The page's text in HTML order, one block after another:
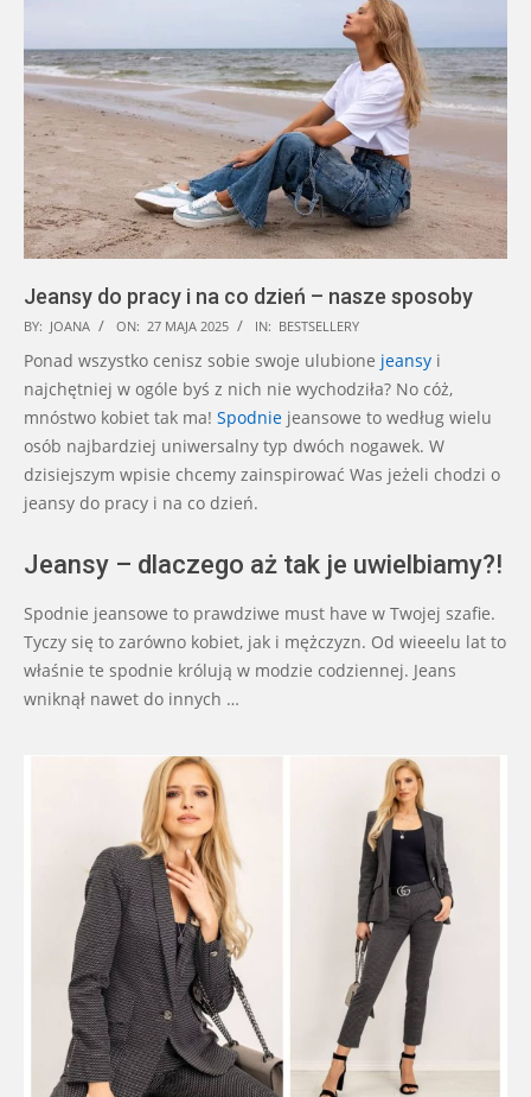
Jeansy do pracy i na co dzień – nasze sposoby
2025-
05-
27
BY: JOANA ON: 27 MAJA 2025 IN: BESTSELLERY
Ponad wszystko cenisz sobie swoje ulubione jeansy i
najchętniej w ogóle byś z nich nie wychodziła? No cóż,
mnóstwo kobiet tak ma! Spodnie jeansowe to według wielu
osób najbardziej uniwersalny typ dwóch nogawek. W
dzisiejszym wpisie chcemy zainspirować Was jeżeli chodzi o
jeansy do pracy i na co dzień.
Jeansy – dlaczego aż tak je uwielbiamy?!
Spodnie jeansowe to prawdziwe must have w Twojej szafie.
Tyczy się to zarówno kobiet, jak i mężczyzn. Od wieeelu lat to
właśnie te spodnie królują w modzie codziennej. Jeans
wniknął nawet do innych …